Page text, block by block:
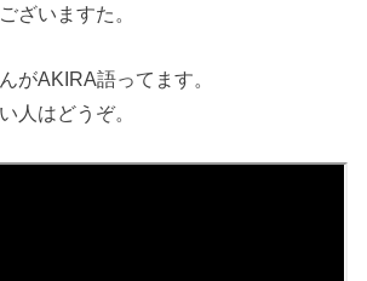
ざいますた。
がAKIRA語ってます。
人はどうぞ。